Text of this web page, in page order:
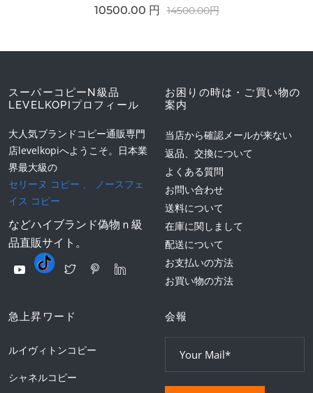
10500.00 円 14500.00円
スーパーコピーN級品
LEVELKOPIプロフィール
大人気ブランドコピー通販専門
店levelkopiへようこそ。日本業
界最大級の
セリーヌ コピー 、
ノースフェ
イス コピー
などハイブランド偽物ｎ級
品直販サイト。
お困りの時は・ご買い物の
案内
当店から確認メールが来ない
返品、交換について
よくある質問
お問い合わせ
送料について
在庫に関しまして
配送について
お支払いの方法
お買い物の方法
急上昇ワード
ルイヴィトンコピー
シャネルコピー
会報